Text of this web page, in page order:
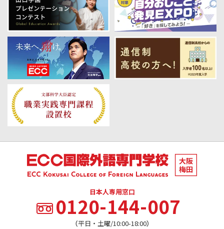
日本人専用窓口
0120-144-007
（平日・土曜/10:00-18:00）